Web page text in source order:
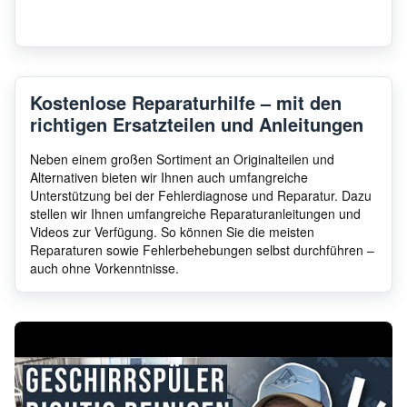
Siemens
Siemens
Kostenlose Reparaturhilfe – mit den
richtigen Ersatzteilen und Anleitungen
Neben einem großen Sortiment an Originalteilen und
Alternativen bieten wir Ihnen auch umfangreiche
Unterstützung bei der Fehlerdiagnose und Reparatur. Dazu
stellen wir Ihnen umfangreiche Reparaturanleitungen und
Videos zur Verfügung. So können Sie die meisten
Reparaturen sowie Fehlerbehebungen selbst durchführen –
auch ohne Vorkenntnisse.